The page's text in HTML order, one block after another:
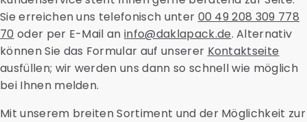
Versandtarifen.
Sie erreichen uns telefonisch unter 00 49 208 309 778
70 oder per E-Mail aninfo@daklapack.de. Alternativ
können Sie das Formular auf unserer Kontaktseite
ausfüllen; wir werden uns dann so schnell wie möglich
bei Ihnen melden.
Mit unserem breiten Sortiment und der Möglichkeit zur